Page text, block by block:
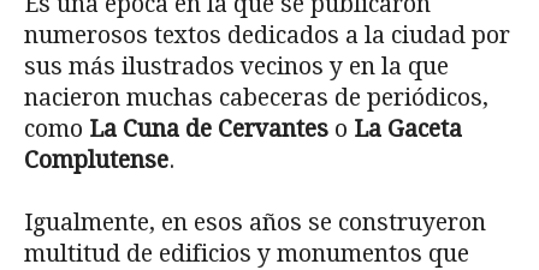
numerosos textos dedicados a la ciudad por
sus más ilustrados vecinos y en la que
nacieron muchas cabeceras de periódicos,
como La Cuna de Cervantes o La Gaceta
Complutense.
Igualmente, en esos años se construyeron
multitud de edificios y monumentos que